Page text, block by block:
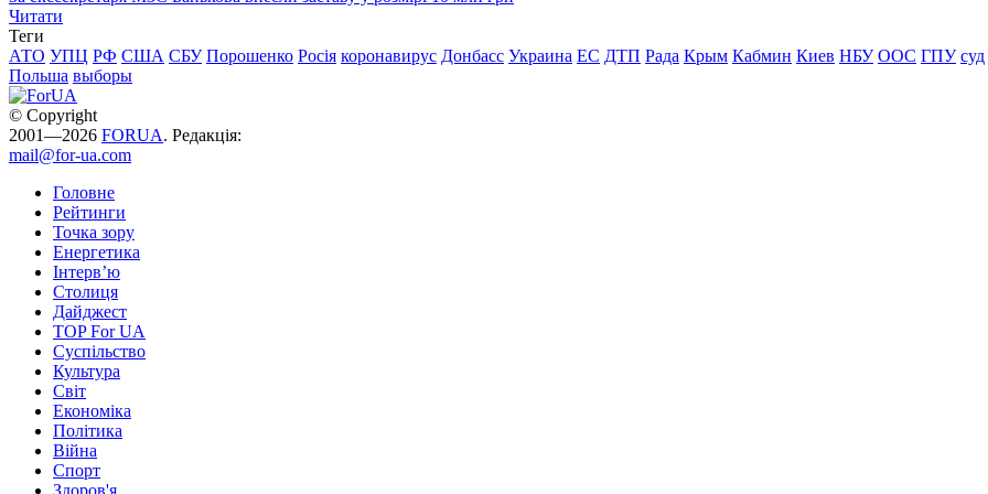
Читати
Теги
АТО УПЦ РФ США СБУ Порошенко Росія коронавирус Донбасс Украина ЕС ДТП Рада Крым Кабмин Киев НБУ ООС ГПУ суд
Польша выборы
© Copyright
2001—2026 FORUA. Редакція:
mail@for-ua.com
Головне
Рейтинги
Точка зору
Енергетика
Інтерв’ю
Столиця
Дайджест
TOP For UA
Суспiльство
Культура
Світ
Економіка
Політика
Війна
Спорт